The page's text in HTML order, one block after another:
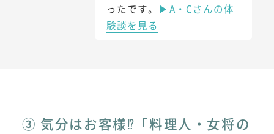
ったです。 ▶A・Cさんの体
験談を見る
③ 気分はお客様⁉「料理人・女将の